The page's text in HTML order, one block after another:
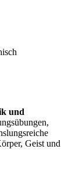
und
Geist und